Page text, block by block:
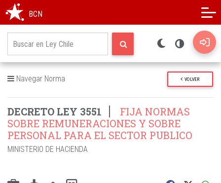
BCN
Navegar Norma VOLVER
DECRETO LEY 3551
FIJA NORMAS
SOBRE REMUNERACIONES Y SOBRE
PERSONAL PARA EL SECTOR PUBLICO
MINISTERIO DE HACIENDA